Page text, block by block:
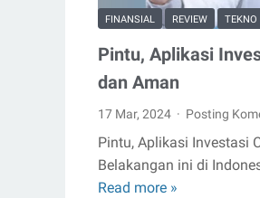
FINANSIAL REVIEW TEKNO
Pintu, Aplikasi
dan Aman
17 Mar, 2024 Posting
Pintu, Aplikasi Investasi
Belakangan ini di
Read more »